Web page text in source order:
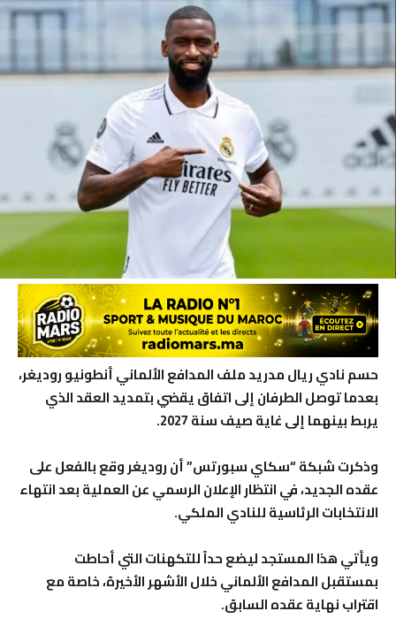
حسم نادي ريال مدريد ملف المدافع الألماني أنطونيو روديغر،
بعدما توصل الطرفان إلى اتفاق يقضي بتمديد العقد الذي
يربط بينهما إلى غاية صيف سنة 2027.
وذكرت شبكة “سكاي سبورتس” أن روديغر وقع بالفعل على
عقده الجديد، في انتظار الإعلان الرسمي عن العملية بعد انتهاء
الانتخابات الرئاسية للنادي الملكي.
ويأتي هذا المستجد ليضع حداً للتكهنات التي أحاطت
بمستقبل المدافع الألماني خلال الأشهر الأخيرة، خاصة مع
اقتراب نهاية عقده السابق.